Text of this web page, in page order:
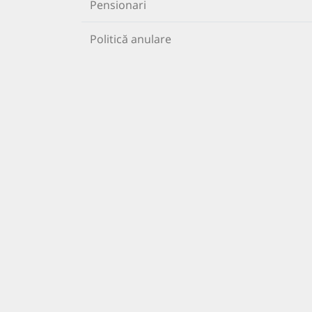
Pensionari
Politică anulare